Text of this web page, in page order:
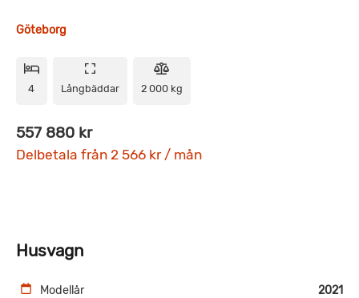
Göteborg
4 Långbäddar 2 000 kg
557 880 kr
Delbetala från 2 566 kr / mån
Husvagn
Modellår 2021